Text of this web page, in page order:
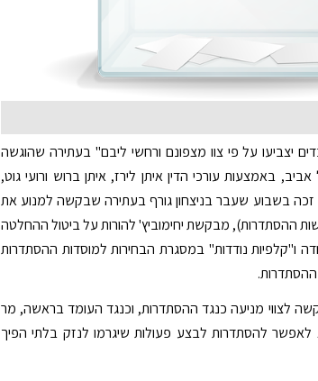
יצביעו על פי צוו מצפונם ורחשי ליבם" בעתירה שהוגשה
באמצעות עורכי הדין איתן לירז, איתן ברוש ורועי גוט,
זכה בשבוע שעבר בניצחון גורף בעתירה שבקשה למנוע את
ההסתדרות), מבקשת יחימוביץ' להורות על ביטול ההחלטה
ו"קלפיות נודדות" במסגרת הבחירות למוסדות ההסתדרות
ההסתדרות.
לצווי מניעה כנגד ההסתדרות, וכנגד העומד בראשה, מר
להסתדרות לבצע פעולות שיגרמו לנזק בלתי הפיך